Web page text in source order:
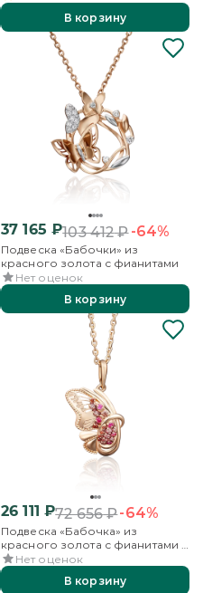
В корзину
37 165 ₽103 412₽-64%
Подвеска «Бабочки» из
красного золота с фианитами
Нет оценок
В корзину
26 111 ₽72 656₽-64%
Подвеска «Бабочка» из
красного золота с фианитами и
эмалью
Нет оценок
В корзину